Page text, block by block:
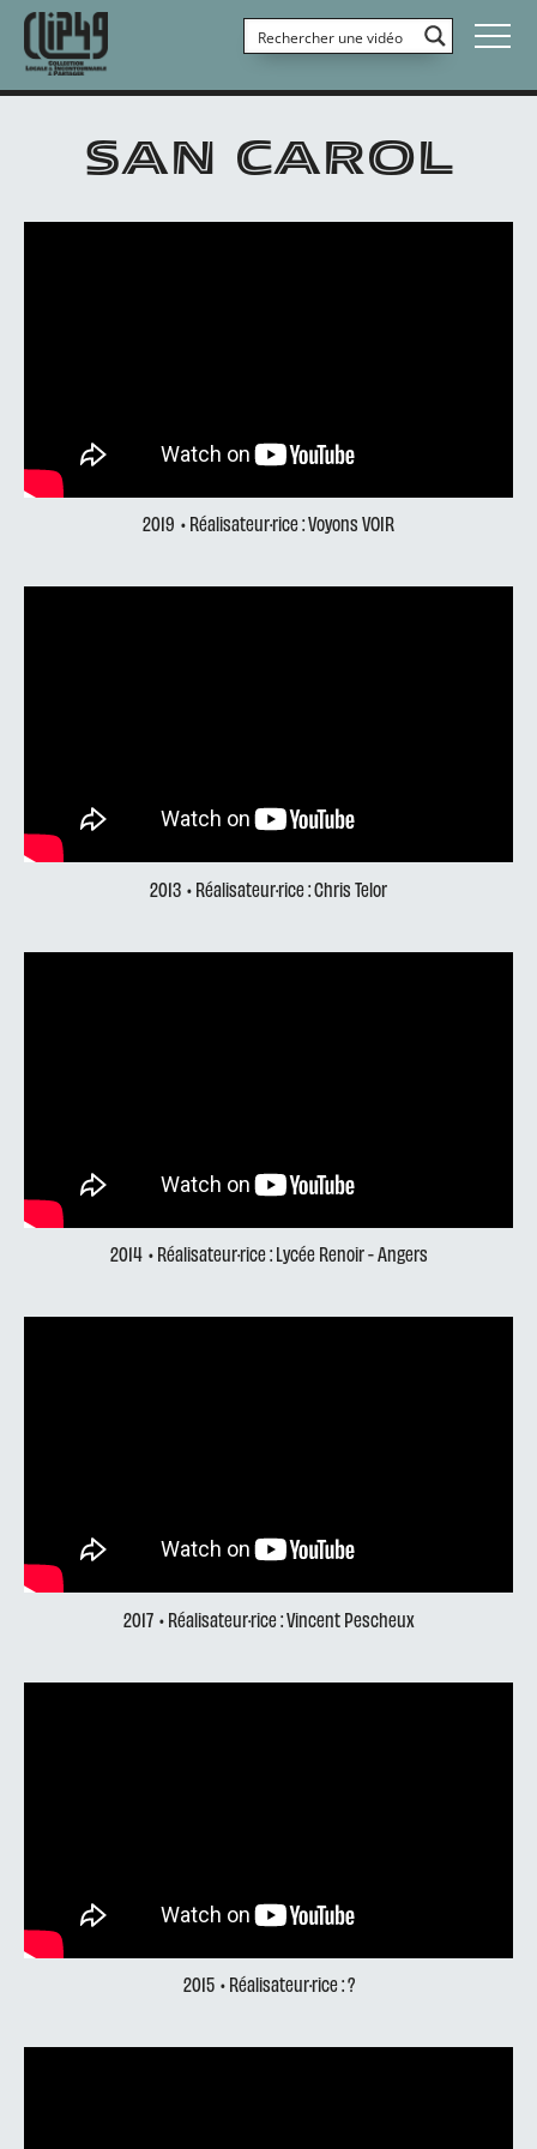
SAN CAROL
2019 • Réalisateur·rice : Voyons VOIR
2013 • Réalisateur·rice : Chris Telor
2014 • Réalisateur·rice : Lycée Renoir - Angers
2017 • Réalisateur·rice : Vincent Pescheux
2015 • Réalisateur·rice : ?